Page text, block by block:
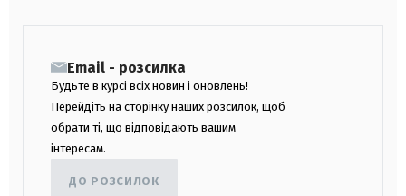
Email - розсилка
Будьте в курсі всіх новин і оновлень!
Перейдіть на сторінку наших розсилок, щоб
обрати ті, що відповідають вашим
інтересам.
ДО РОЗСИЛОК